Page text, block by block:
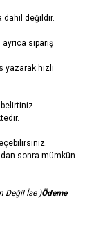
dahil değildir.
sipariş
hızlı
sonra mümkün
Değil İse )Ödeme